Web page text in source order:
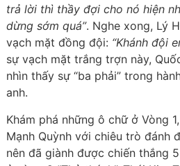
trả lời thì thầy đợi cho nó hiện
dừng sớm quá”. Nghe xong, Lý
vạch mặt đồng đội: “Khánh đội
sự vạch mặt trắng trợn này,
nhìn thấy sự “ba phải” trong
anh.
Khám phá những ô chữ ở Vòng
Mạnh Quỳnh với chiêu trò đánh
nên đã giành được chiến thắng